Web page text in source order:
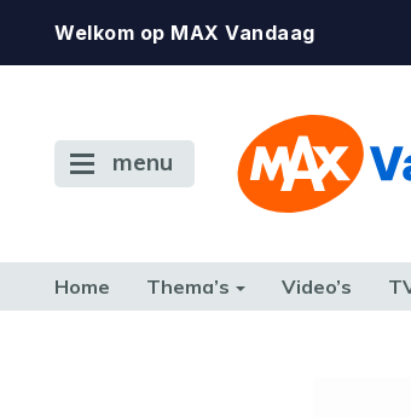
Welkom op MAX Vandaag
menu
Home Thema’s Video’s